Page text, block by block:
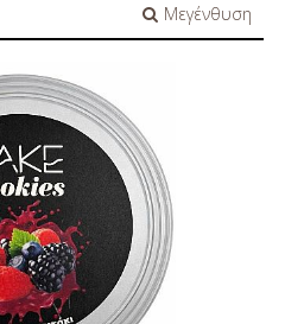
Μεγένθυση